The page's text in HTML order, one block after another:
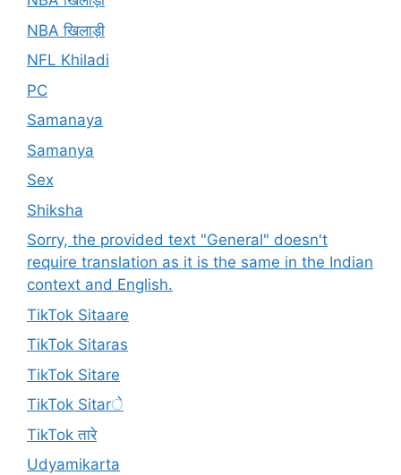
NBA खिलाड़ी
NFL Khiladi
PC
Samanaya
Samanya
Sex
Shiksha
Sorry, the provided text "General" doesn't
require translation as it is the same in the Indian
context and English.
TikTok Sitaare
TikTok Sitaras
TikTok Sitare
TikTok Sitarे
TikTok तारे
Udyamikarta